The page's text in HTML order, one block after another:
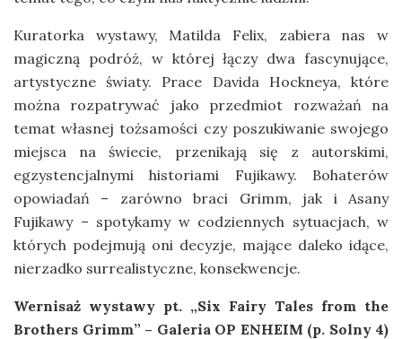
Kuratorka wystawy, Matilda Felix, zabiera nas w
magiczną podróż, w której łączy dwa fascynujące,
artystyczne światy. Prace Davida Hockneya, które
można rozpatrywać jako przedmiot rozważań na
temat własnej tożsamości czy poszukiwanie swojego
miejsca na świecie, przenikają się z autorskimi,
egzystencjalnymi historiami Fujikawy. Bohaterów
opowiadań – zarówno braci Grimm, jak i Asany
Fujikawy – spotykamy w codziennych sytuacjach, w
których podejmują oni decyzje, mające daleko idące,
nierzadko surrealistyczne, konsekwencje.
Wernisaż wystawy pt. „Six Fairy Tales from the
Brothers Grimm” – Galeria OP ENHEIM (p. Solny 4)